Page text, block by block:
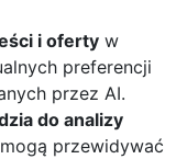
i oferty w
preferencji
przez AI.
do analizy
przewidywać